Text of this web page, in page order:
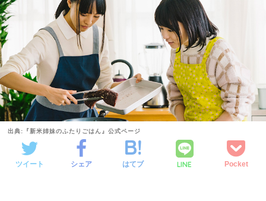
出典:『新米姉妹のふたりごはん』公式ページ
ツイート シェア はてブ LINE Pocket